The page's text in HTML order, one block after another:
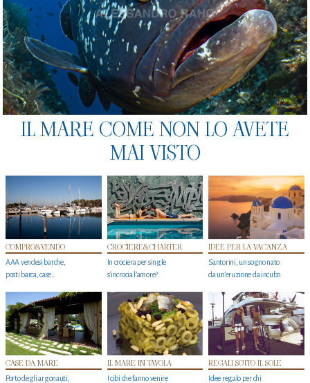
IL MARE COME NON LO AVETE
MAI VISTO
COMPRO&VENDO
AAA vendesi barche,
posti barca, case…
CROCIERE&CHARTER
In crociera per single
s'incrocia l’amore?
IDEE PER LA VACANZA
Santorini, un sogno nato
da un’eruzione da incubo
CASE DA MARE
Porto degli argonauti,
IL MARE IN TAVOLA
I cibi che fanno venire
REGALI SOTTO IL SOLE
Idee regalo per chi